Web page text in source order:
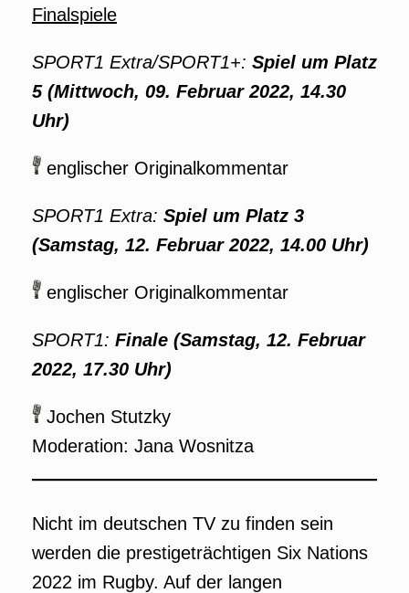
Finalspiele
SPORT1 Extra/SPORT1+: Spiel um Platz
5 (Mittwoch, 09. Februar 2022, 14.30
Uhr)
englischer Originalkommentar
SPORT1 Extra: Spiel um Platz 3
(Samstag, 12. Februar 2022, 14.00 Uhr)
englischer Originalkommentar
SPORT1: Finale (Samstag, 12. Februar
2022, 17.30 Uhr)
Jochen Stutzky
Moderation: Jana Wosnitza
Nicht im deutschen TV zu finden sein
werden die prestigeträchtigen Six Nations
2022 im Rugby. Auf der langen